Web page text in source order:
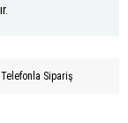
Telefonla Sipariş